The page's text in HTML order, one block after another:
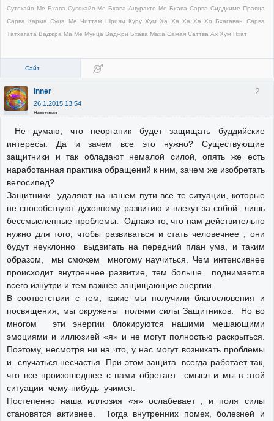
Сутокайо Ме Бхава Супокайо Ме Бхава Ануракто Ме Бхава Сарва Сиддхиме Праяца
Сарва Карма Суца Ме Читтам Шриям Куру Хум Ха Ха Ха Ха Хо Бхагаван Сарва
Татхагата Ваджра Ма Ме Мунца Ваджри Бхава Маха Самая Саттва Ах Хум Пхат
Сайт
2
inner
26.1.2015 13:54
Неактивен
Не думаю, что неорганик будет защищать буддийские
интересы. Да и зачем все это нужно? Существующие
защитники и так обладают немалой силой, опять же есть
наработанная практика обращений к ним, зачем же изобретать
велосипед?
Защитники удаляют на нашем пути все те ситуации, которые
не способствуют духовному развитию и влекут за собой лишь
бессмысленные проблемы. Однако то, что нам действительно
нужно для того, чтобы развиваться и стать человечнее , они
будут неуклонно выдвигать на передний план ума, и таким
образом, мы сможем многому научиться. Чем интенсивнее
происходит внутреннее развитие, тем больше поднимается
всего изнутри и тем важнее защищающие энергии.
В соответствии с тем, какие мы получили благословения и
посвящения, мы окружены полями силы Защитников. Но во
многом эти энергии блокируются нашими мешающими
эмоциями и иллюзией «я» и не могут полностью раскрыться.
Поэтому, несмотря ни на что, у нас могут возникать проблемы
и случаться несчастья. При этом защита всегда работает так,
что все произошедшее с нами обретает смысл и мы в этой
ситуации чему-нибудь учимся.
Постепенно наша иллюзия «я» ослабевает , и поля силы
становятся активнее. Тогда внутренних помех, болезней и